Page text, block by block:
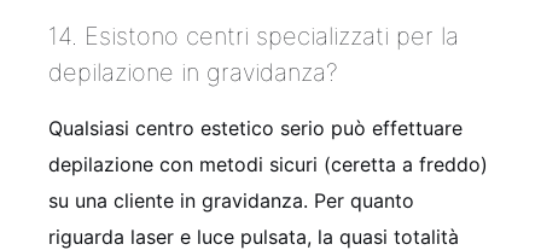
14. Esistono centri specializzati per la
depilazione in gravidanza?
Qualsiasi centro estetico serio può effettuare
depilazione con metodi sicuri (ceretta a freddo)
su una cliente in gravidanza. Per quanto
riguarda laser e luce pulsata, la quasi totalità